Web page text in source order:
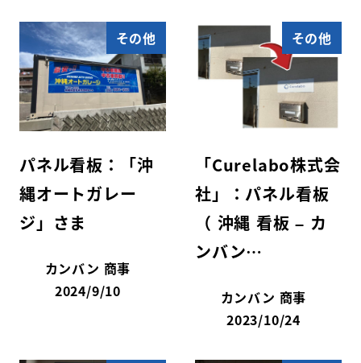
その他
パネル看板：「沖
縄オートガレー
ジ」さま
カンバン 商事
2024/9/10
その他
「Curelabo株式会
社」：パネル看板
（ 沖縄 看板 – カ
ンバン…
カンバン 商事
2023/10/24